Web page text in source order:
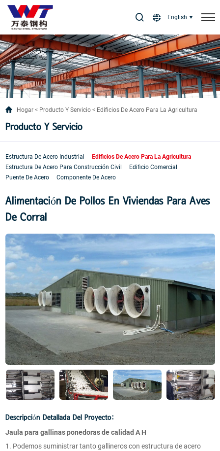
English
Select Language
Hogar Producto Y Servicio Edificios De Acero Para La Agricultura
Producto Y Servicio
Estructura De Acero Industrial
Edificios De Acero Para La Agricultura
Estructura De Acero Para Construcción Civil
Edificio Comercial
Puente De Acero
Componente De Acero
Alimentación De Pollos En Viviendas Para Aves
De Corral
Descripción Detallada Del Proyecto:
Jaula para gallinas ponedoras de calidad A H
1. Podemos suministrar tanto gallineros con estructura de acero